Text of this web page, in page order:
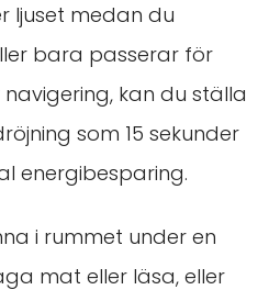
ljuset medan du
bara passerar för
kan du ställa
som 15 sekunder
energibesparing.
i rummet under en
mat eller läsa, eller